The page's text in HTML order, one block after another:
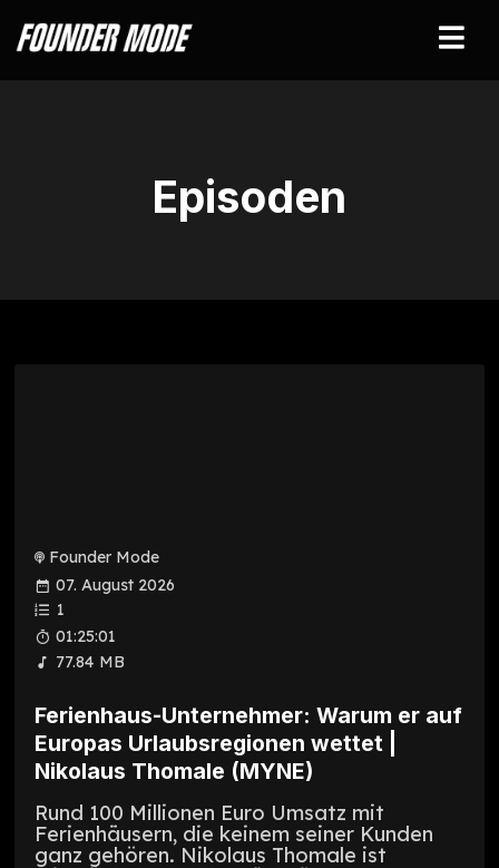
Episoden
Founder Mode
07. August 2026
1
01:25:01
77.84 MB
Ferienhaus-Unternehmer: Warum er auf
Europas Urlaubsregionen wettet |
Nikolaus Thomale (MYNE)
Rund 100 Millionen Euro Umsatz mit
Ferienhäusern, die keinem seiner Kunden
ganz gehören. Nikolaus Thomale ist